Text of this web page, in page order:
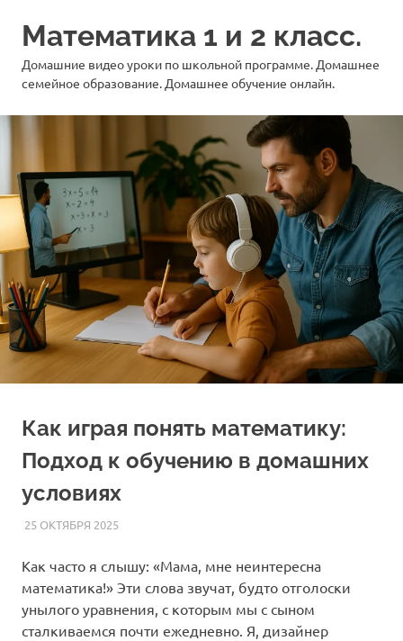
Математика 1 и 2 класс.
Домашние видео уроки по школьной программе. Домашнее
семейное образование. Домашнее обучение онлайн.
Как играя понять математику:
Подход к обучению в домашних
условиях
25 ОКТЯБРЯ 2025HOMELESSONS
СТАТЬИ
Как часто я слышу: «Мама, мне неинтересна
математика!» Эти слова звучат, будто отголоски
унылого уравнения, с которым мы с сыном
сталкиваемся почти ежедневно. Я, дизайнер